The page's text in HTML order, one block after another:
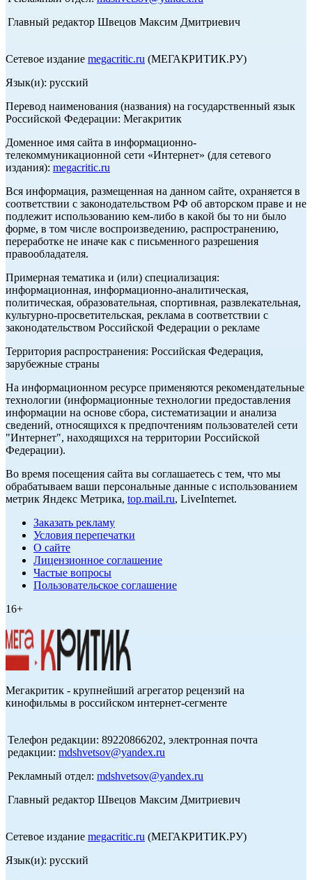
Главный редактор Швецов Максим Дмитриевич
Сетевое издание megacritic.ru (МЕГАКРИТИК.РУ)
Язык(и): русский
Перевод наименования (названия) на государственный язык
Российской Федерации: Мегакритик
Доменное имя сайта в информационно-
телекоммуникационной сети «Интернет» (для сетевого
издания): megacritic.ru
Вся информация, размещенная на данном сайте, охраняется в
соответствии с законодательством РФ об авторском праве и не
подлежит использованию кем-либо в какой бы то ни было
форме, в том числе воспроизведению, распространению,
переработке не иначе как с письменного разрешения
правообладателя.
Примерная тематика и (или) специализация:
информационная, информационно-аналитическая,
политическая, образовательная, спортивная, развлекательная,
культурно-просветительская, реклама в соответствии с
законодательством Российской Федерации о рекламе
Территория распространения: Российская Федерация,
зарубежные страны
На информационном ресурсе применяются рекомендательные
технологии (информационные технологии предоставления
информации на основе сбора, систематизации и анализа
сведений, относящихся к предпочтениям пользователей сети
"Интернет", находящихся на территории Российской
Федерации).
Во время посещения сайта вы соглашаетесь с тем, что мы
обрабатываем ваши персональные данные с использованием
метрик Яндекс Метрика, top.mail.ru, LiveInternet.
Заказать рекламу
Условия перепечатки
О сайте
Лицензионное соглашение
Частые вопросы
Пользовательское соглашение
16+
Мегакритик - крупнейший агрегатор рецензий на
кинофильмы в российском интернет-сегменте
Телефон редакции: 89220866202, электронная почта
редакции: mdshvetsov@yandex.ru
Рекламный отдел: mdshvetsov@yandex.ru
Главный редактор Швецов Максим Дмитриевич
Сетевое издание megacritic.ru (МЕГАКРИТИК.РУ)
Язык(и): русский